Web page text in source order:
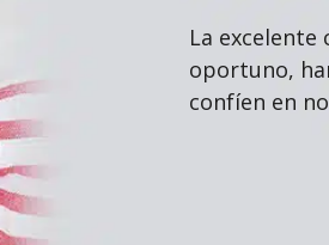
La
oportuno,
confíen en